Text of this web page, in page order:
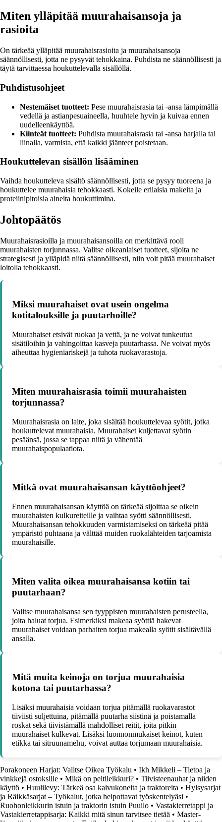
Miten ylläpitää muurahaisansoja ja
rasioita
On tärkeää ylläpitää muurahaisrasioita ja muurahaisansoja
säännöllisesti, jotta ne pysyvät tehokkaina. Puhdista ne säännöllisesti ja
täytä tarvittaessa houkuttelevalla sisällöllä.
Puhdistusohjeet
Nestemäiset tuotteet: Pese muurahaisrasia tai -ansa lämpimällä
vedellä ja astianpesuaineella, huuhtele hyvin ja kuivaa ennen
uudelleenkäyttöä.
Kiinteät tuotteet: Puhdista muurahaisrasia tai -ansa harjalla tai
liinalla, varmista, että kaikki jäänteet poistetaan.
Houkuttelevan sisällön lisääminen
Vaihda houkutteleva sisältö säännöllisesti, jotta se pysyy tuoreena ja
houkuttelee muurahaisia tehokkaasti. Kokeile erilaisia makeita ja
proteiinipitoisia aineita houkuttimina.
Johtopäätös
Muurahaisrasioilla ja muurahaisansoilla on merkittävä rooli
muurahaisten torjunnassa. Valitse oikeanlaiset tuotteet, sijoita ne
strategisesti ja ylläpidä niitä säännöllisesti, niin voit pitää muurahaiset
loitolla tehokkaasti.
Miksi muurahaiset ovat usein ongelma
kotitalouksille ja puutarhoille?
Muurahaiset etsivät ruokaa ja vettä, ja ne voivat tunkeutua
sisätiloihin ja vahingoittaa kasveja puutarhassa. Ne voivat myös
aiheuttaa hygieniariskejä ja tuhota ruokavarastoja.
Miten muurahaisrasia toimii muurahaisten
torjunnassa?
Muurahaisrasia on laite, joka sisältää houkuttelevaa syötit, jotka
houkuttelevat muurahaisia. Muurahaiset kuljettavat syötin
pesäänsä, jossa se tappaa niitä ja vähentää
muurahaispopulaatiota.
Mitkä ovat muurahaisansan käyttöohjeet?
Ennen muurahaisansan käyttöä on tärkeää sijoittaa se oikein
muurahaisten kulkureiteille ja vaihtaa syötti säännöllisesti.
Muurahaisansan tehokkuuden varmistamiseksi on tärkeää pitää
ympäristö puhtaana ja välttää muiden ruokalähteiden tarjoamista
muurahaisille.
Miten valita oikea muurahaisansa kotiin tai
puutarhaan?
Valitse muurahaisansa sen tyyppisten muurahaisten perusteella,
joita haluat torjua. Esimerkiksi makeaa syöttiä hakevat
muurahaiset voidaan parhaiten torjua makealla syötit sisältävällä
ansalla.
Mitä muita keinoja on torjua muurahaisia ​​
kotona tai puutarhassa?
Lisäksi muurahaisia ​​voidaan torjua pitämällä ruokavarastot
tiiviisti suljettuina, pitämällä puutarha siistinä ja poistamalla
roskat sekä tiivistämällä mahdolliset reitit, joita pitkin
muurahaiset kulkevat. Lisäksi luonnonmukaiset keinot, kuten
etikka tai sitruunamehu, voivat auttaa torjumaan muurahaisia.
Porakoneen Harjat: Valitse Oikea Työkalu • Ikh Mikkeli – Tietoa ja
vinkkejä ostoksille • Mikä on peltileikkuri? • Tiivisteenauhat ja niiden
käyttö • Huulilevy: Tärkeä osa kaivukoneita ja traktoreita • Hylsysarjat
ja Räikkäsarjat – Työkalut, jotka helpottavat työskentelyäsi •
Ruohonleikkurin istuin ja traktorin istuin Puuilo • Vastakierretappi ja
Vastakierretappisarja: Kaikki mitä sinun tarvitsee tietää • Master-